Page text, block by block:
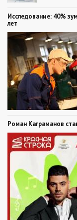
Исследование: 40%
лет
Роман Каграманов